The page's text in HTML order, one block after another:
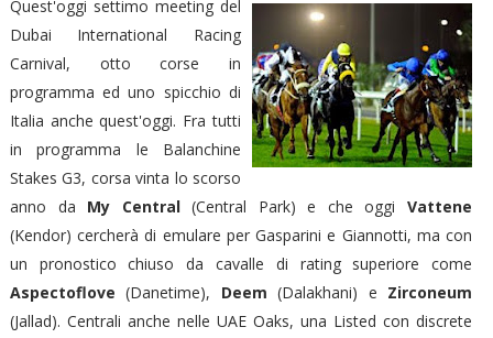
Quest'oggi settimo meeting del
Dubai International Racing
Carnival, otto corse in
programma ed uno spicchio di
Italia anche quest'oggi. Fra tutti
in programma le Balanchine
Stakes G3, corsa vinta lo scorso
anno da My Central(Central Park) e che oggiVattene
(Kendor) cercherà di emulare per Gasparini e Giannotti, ma con
un pronostico chiuso da cavalle di rating superiore come
Aspectoflove(Danetime), Deem(Dalakhani) e Zirconeum
(Jallad). Centrali anche nelle UAE Oaks, una Listed con discrete